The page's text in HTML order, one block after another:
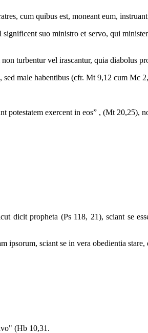
cum quibus est, moneant eum,
suo ministro et servo, qui
turbentur vel irascantur, quia diabolus
sed male habentibus (cfr. Mt 9,12 cum Mc
exercent in eos” , (Mt 20,25),
dicit propheta (Ps 118, 21), sciant se
ipsorum, sciant se in vera obedientia
(Hb 10,31.